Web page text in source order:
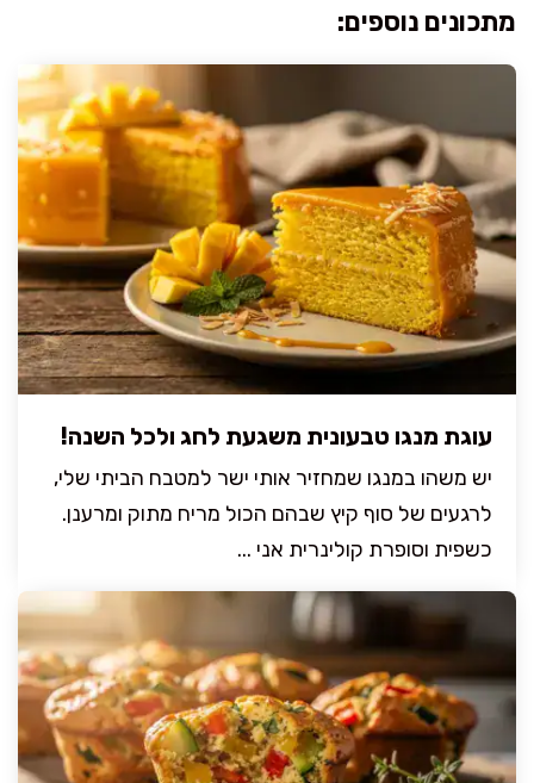
מתכונים נוספים:
עוגת מנגו טבעונית משגעת לחג ולכל השנה!
יש משהו במנגו שמחזיר אותי ישר למטבח הביתי שלי,
לרגעים של סוף קיץ שבהם הכול מריח מתוק ומרענן.
כשפית וסופרת קולינרית אני ...